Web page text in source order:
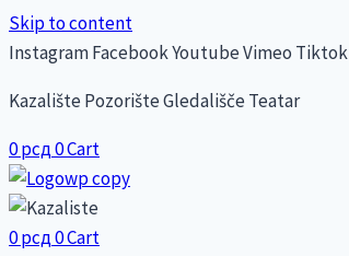
Skip to content
InstagramFacebookYoutubeVimeo Tiktok
Kazalište Pozorište Gledališče Teatar
0рсд0Cart
0рсд0Cart